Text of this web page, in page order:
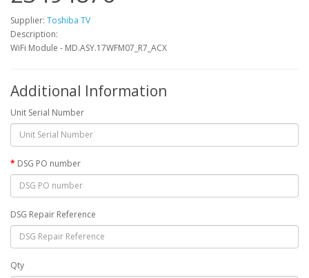
Supplier: Toshiba TV
Description:
WiFi Module - MD.ASY.17WFM07_R7_ACX
Additional Information
Unit Serial Number
DSG PO number
DSG Repair Reference
Qty